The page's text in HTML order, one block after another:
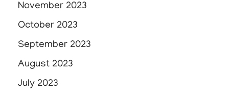
November 2023
October 2023
September 2023
August 2023
July 2023